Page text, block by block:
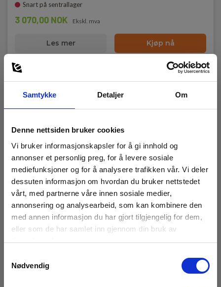
Samtykke Detaljer Om
Denne nettsiden bruker cookies
Vi bruker informasjonskapsler for å gi innhold og
annonser et personlig preg, for å levere sosiale
mediefunksjoner og for å analysere trafikken vår. Vi deler
dessuten informasjon om hvordan du bruker nettstedet
vårt, med partnerne våre innen sosiale medier,
annonsering og analysearbeid, som kan kombinere den
med annen informasjon du har gjort tilgjengelig for dem,
eller som de har samlet inn gjennom din bruk av
tjenestene deres.
Nødvendig
Snart på sentrallager
3 070,00 NOK Ekskl. mva
Les mer Kjøp nå